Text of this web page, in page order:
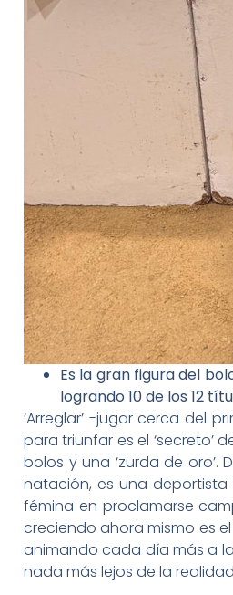
Es la gran figura del
logrando 10 de los 12
‘Arreglar’ -jugar cerca del
para triunfar es el ‘secreto’
bolos y una ‘zurda de
natación, es una
fémina en proclamarse
creciendo ahora mismo es
animando cada día más a
nada más lejos de la